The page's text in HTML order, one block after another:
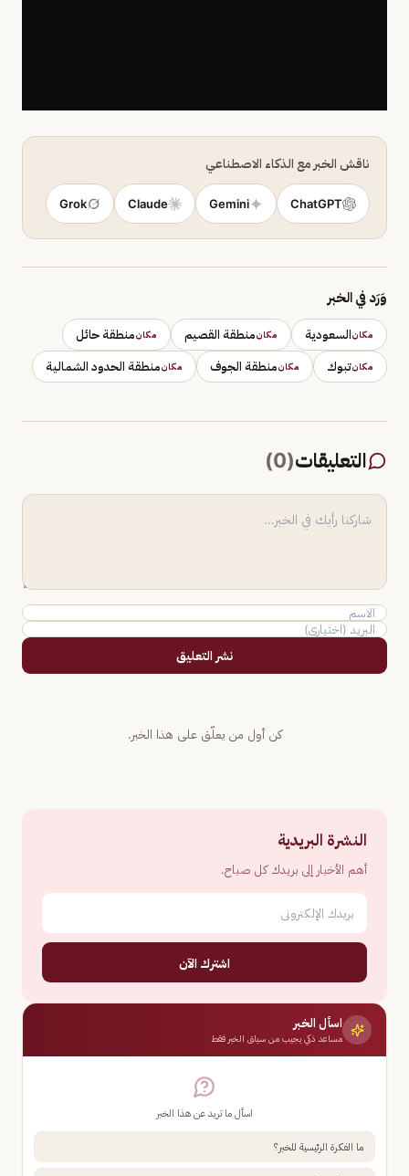
ناقش الخبر مع الذكاء الاصطناعي
ChatGPT
Gemini
Claude
Grok
وَرَد في الخبر
مكانالسعودية مكانمنطقة القصيم مكانمنطقة حائل
مكانتبوك مكانمنطقة الجوف مكانمنطقة الحدود الشمالية
التعليقات(
0
)
نشر التعليق
كن أول من يعلّق على هذا الخبر.
النشرة البريدية
أهم الأخبار إلى بريدك كل صباح.
اشترك الآن
اسأل الخبر
مساعد ذكي يجيب من سياق الخبر فقط
اسأل ما تريد عن هذا الخبر
ما الفكرة الرئيسية للخبر؟